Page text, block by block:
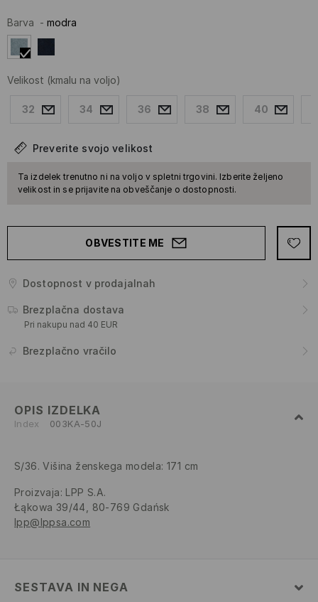
Barva - modra
Velikost (kmalu na voljo)
32 34 36 38 40
Preverite svojo velikost
Ta izdelek trenutno ni na voljo v spletni trgovini. Izberite željeno
velikost in se prijavite na obveščanje o dostopnosti.
OBVESTITE ME
Dostopnost v prodajalnah
Brezplačna dostava
Pri nakupu nad 40 EUR
Brezplačno vračilo
OPIS IZDELKA
Index 003KA-50J
S/36. Višina ženskega modela: 171 cm
Proizvaja: LPP S.A.
Łąkowa 39/44, 80-769 Gdańsk
lpp@lppsa.com
SESTAVA IN NEGA